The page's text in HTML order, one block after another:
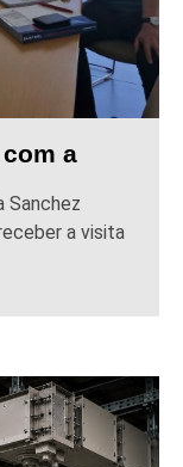
a
Sanchez
a visita